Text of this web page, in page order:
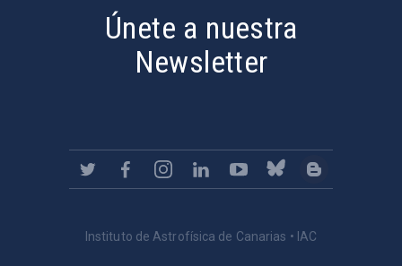
Únete a nuestra
Newsletter
Instituto de Astrofísica de Canarias • IAC